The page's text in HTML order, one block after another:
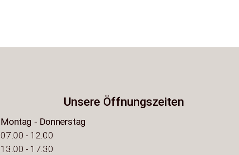
Unsere Öffnungszeiten
Montag - Donnerstag
07.00 - 12.00
13.00 - 17.30